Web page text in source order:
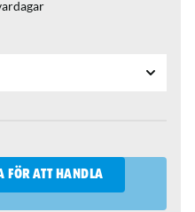
FÖR ATT HANDLA